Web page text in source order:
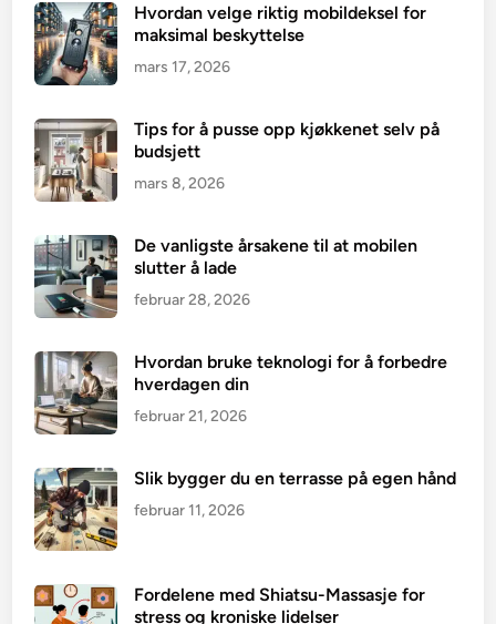
Hvordan velge riktig mobildeksel for
maksimal beskyttelse
mars 17, 2026
Tips for å pusse opp kjøkkenet selv på
budsjett
mars 8, 2026
De vanligste årsakene til at mobilen
slutter å lade
februar 28, 2026
Hvordan bruke teknologi for å forbedre
hverdagen din
februar 21, 2026
Slik bygger du en terrasse på egen hånd
februar 11, 2026
Fordelene med Shiatsu-Massasje for
stress og kroniske lidelser